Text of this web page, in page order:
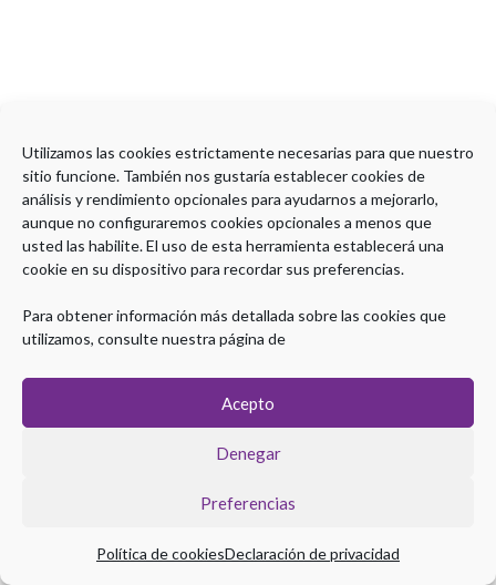
Utilizamos las cookies estrictamente necesarias para que nuestro
sitio funcione. También nos gustaría establecer cookies de
análisis y rendimiento opcionales para ayudarnos a mejorarlo,
aunque no configuraremos cookies opcionales a menos que
usted las habilite. El uso de esta herramienta establecerá una
cookie en su dispositivo para recordar sus preferencias.
Para obtener información más detallada sobre las cookies que
utilizamos, consulte nuestra página de
Acepto
Denegar
Preferencias
Política de cookiesDeclaración de privacidad